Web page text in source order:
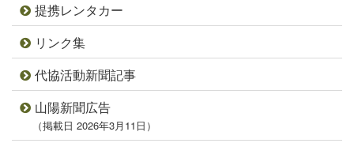
提携レンタカー
リンク集
代協活動新聞記事
山陽新聞広告
（掲載日 2026年3月11日）